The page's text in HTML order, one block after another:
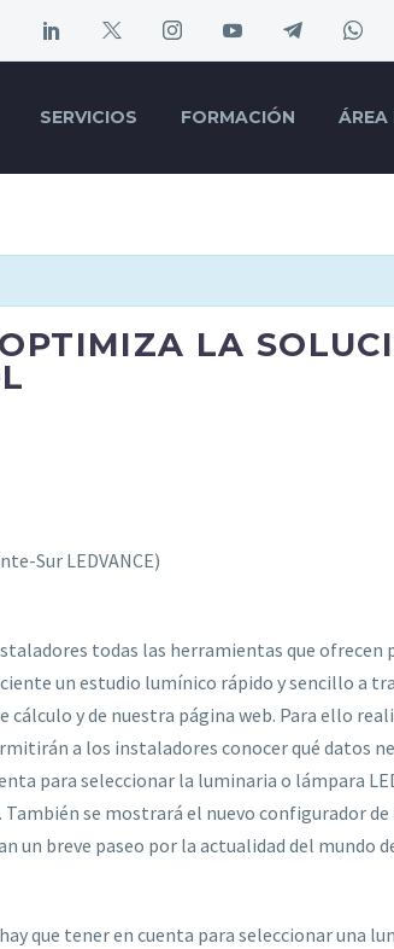
SERVICIOS FORMACIÓN ÁREA
LA
Sur LEDVANCE)
todas las herramientas que
un estudio lumínico rápido y sencillo a
cálculo y de nuestra página web. Para ello
a los instaladores conocer qué datos
para seleccionar la luminaria o lámpara
se mostrará el nuevo configurador
un breve paseo por la actualidad del
que tener en cuenta para seleccionar una